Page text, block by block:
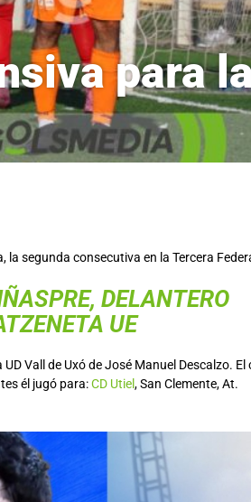
para
la segunda consecutiva en la Tercera
DELANTERO
UE
Vall de Uxó de José Manuel Descalzo. El
él jugó para:CD Utiel, San Clemente, At.